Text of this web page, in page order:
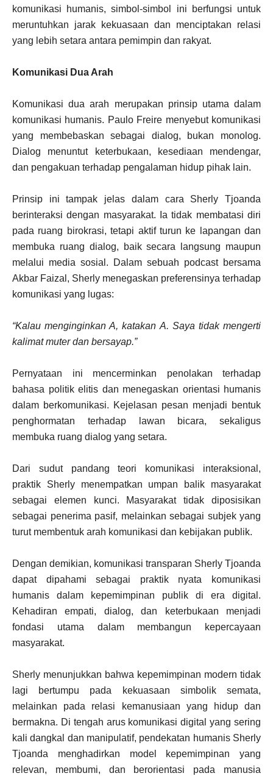
komunikasi humanis, simbol-simbol ini berfungsi untuk
meruntuhkan jarak kekuasaan dan menciptakan relasi
yang lebih setara antara pemimpin dan rakyat.
Komunikasi Dua Arah
Komunikasi dua arah merupakan prinsip utama dalam
komunikasi humanis. Paulo Freire menyebut komunikasi
yang membebaskan sebagai dialog, bukan monolog.
Dialog menuntut keterbukaan, kesediaan mendengar,
dan pengakuan terhadap pengalaman hidup pihak lain.
Prinsip ini tampak jelas dalam cara Sherly Tjoanda
berinteraksi dengan masyarakat. Ia tidak membatasi diri
pada ruang birokrasi, tetapi aktif turun ke lapangan dan
membuka ruang dialog, baik secara langsung maupun
melalui media sosial. Dalam sebuah podcast bersama
Akbar Faizal, Sherly menegaskan preferensinya terhadap
komunikasi yang lugas:
“Kalau menginginkan A, katakan A. Saya tidak mengerti
kalimat muter dan bersayap.”
Pernyataan ini mencerminkan penolakan terhadap
bahasa politik elitis dan menegaskan orientasi humanis
dalam berkomunikasi. Kejelasan pesan menjadi bentuk
penghormatan terhadap lawan bicara, sekaligus
membuka ruang dialog yang setara.
Dari sudut pandang teori komunikasi interaksional,
praktik Sherly menempatkan umpan balik masyarakat
sebagai elemen kunci. Masyarakat tidak diposisikan
sebagai penerima pasif, melainkan sebagai subjek yang
turut membentuk arah komunikasi dan kebijakan publik.
Dengan demikian, komunikasi transparan Sherly Tjoanda
dapat dipahami sebagai praktik nyata komunikasi
humanis dalam kepemimpinan publik di era digital.
Kehadiran empati, dialog, dan keterbukaan menjadi
fondasi utama dalam membangun kepercayaan
masyarakat.
Sherly menunjukkan bahwa kepemimpinan modern tidak
lagi bertumpu pada kekuasaan simbolik semata,
melainkan pada relasi kemanusiaan yang hidup dan
bermakna. Di tengah arus komunikasi digital yang sering
kali dangkal dan manipulatif, pendekatan humanis Sherly
Tjoanda menghadirkan model kepemimpinan yang
relevan, membumi, dan berorientasi pada manusia